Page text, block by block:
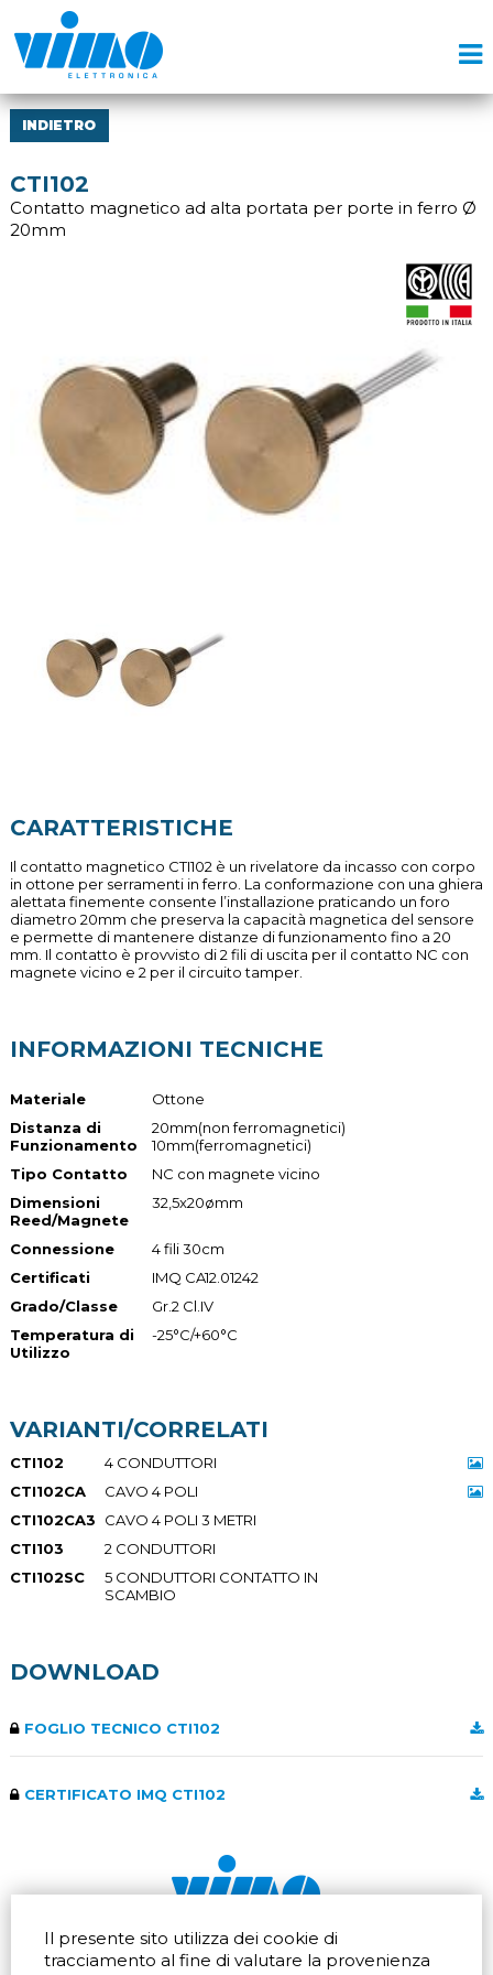
Il presente sito utilizza dei cookie di
tracciamento al fine di valutare la provenienza
INDIETRO
CTI102
Contatto magnetico ad alta portata per porte in ferro Ø
20mm
CARATTERISTICHE
Il contatto magnetico CTI102 è un rivelatore da incasso con corpo
in ottone per serramenti in ferro. La conformazione con una ghiera
alettata finemente consente l’installazione praticando un foro
diametro 20mm che preserva la capacità magnetica del sensore
e permette di mantenere distanze di funzionamento fino a 20
mm. Il contatto è provvisto di 2 fili di uscita per il contatto NC con
magnete vicino e 2 per il circuito tamper.
INFORMAZIONI TECNICHE
Materiale
Ottone
Distanza di
Funzionamento
20mm(non ferromagnetici)
10mm(ferromagnetici)
Tipo Contatto
NC con magnete vicino
Dimensioni
Reed/Magnete
32,5x20ømm
Connessione
4 fili 30cm
Certificati
IMQ CA12.01242
Grado/Classe
Gr.2 Cl.IV
Temperatura di
Utilizzo
-25°C/+60°C
VARIANTI/CORRELATI
CTI102
4 CONDUTTORI
CTI102CA
CAVO 4 POLI
CTI102CA3
CAVO 4 POLI 3 METRI
CTI103
2 CONDUTTORI
CTI102SC
5 CONDUTTORI CONTATTO IN
SCAMBIO
DOWNLOAD
FOGLIO TECNICO CTI102
CERTIFICATO IMQ CTI102
Via dell'artigianato 32Q
20865 Usmate Velate (MB)
Tel. +39 039 672520
Fax +39 039 672568